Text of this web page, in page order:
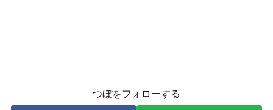
つぼをフォローする